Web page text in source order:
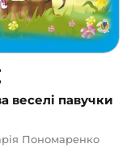
веселі павучки
Пономаренко